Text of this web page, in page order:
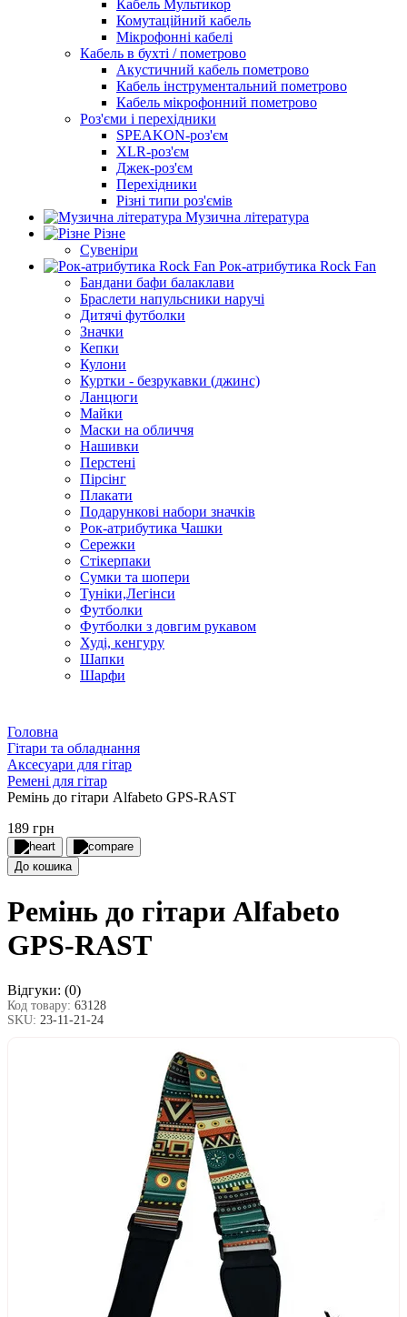
Кабель Мультикор
Комутаційний кабель
Мікрофонні кабелі
Кабель в бухті / пометрово
Акустичний кабель пометрово
Кабель інструментальний пометрово
Кабель мікрофонний пометрово
Роз'єми і перехідники
SPEAKON-роз'єм
XLR-роз'єм
Джек-роз'єм
Перехідники
Різні типи роз'ємів
Музична література
Різне
Сувеніри
Рок-атрибутика Rock Fan
Бандани бафи балаклави
Браслети напульсники наручі
Дитячі футболки
Значки
Кепки
Кулони
Куртки - безрукавки (джинс)
Ланцюги
Майки
Маски на обличчя
Нашивки
Перстені
Пірсінг
Плакати
Подарункові набори значків
Рок-атрибутика Чашки
Сережки
Стікерпаки
Сумки та шопери
Туніки,Легінси
Футболки
Футболки з довгим рукавом
Худі, кенгуру
Шапки
Шарфи
Головна
Гітари та обладнання
Аксесуари для гітар
Ремені для гітар
Ремінь дo гітари Alfabeto GPS-RAST
189 грн
До кошика
Ремінь дo гітари Alfabeto
GPS-RAST
Відгуки: (0)
Код товару: 63128
SKU: 23-11-21-24